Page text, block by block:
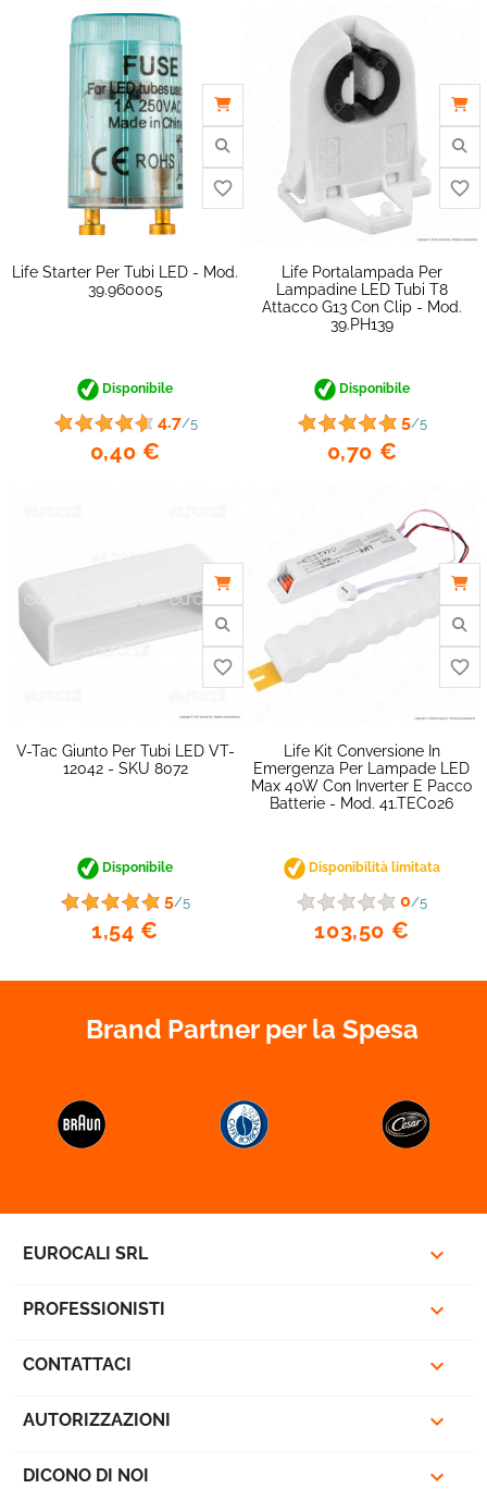
Life Starter Per Tubi LED - Mod.
39.960005
Disponibile
4.7/5
0,40 €
Life Portalampada Per
Lampadine LED Tubi T8
Attacco G13 Con Clip - Mod.
39.PH139
Disponibile
5/5
0,70 €
V-Tac Giunto Per Tubi LED VT-
12042 - SKU 8072
Disponibile
5/5
1,54 €
Life Kit Conversione In
Emergenza Per Lampade LED
Max 40W Con Inverter E Pacco
Batterie - Mod. 41.TEC026
Disponibilità limitata
0/5
103,50 €
Brand Partner per la Spesa
EUROCALI SRL 
PROFESSIONISTI 
CONTATTACI 
AUTORIZZAZIONI 
DICONO DI NOI 